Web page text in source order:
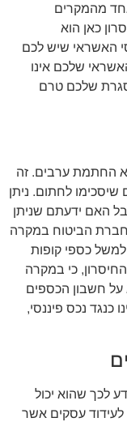
מהמקרים
כאן הוא
האשראי שיש לכם
שלכם אינו
שלכם טרם
החתמת ערבים. זה
לחתום. ניתן
האם ידעתם שניתן
הביטוח במקרה
כספי קופות
כי במקרה
על חשבון הכספים
כנגד נכס פיננסי,
לכך שהוא יכול
עסקים אשר